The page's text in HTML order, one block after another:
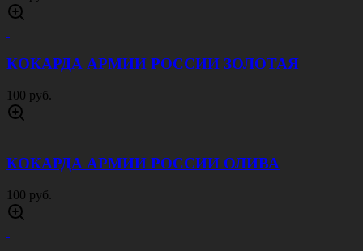
КОКАРДА АРМИИ РОССИИ ЗОЛОТАЯ
100 руб.
КОКАРДА АРМИИ РОССИИ ОЛИВА
100 руб.